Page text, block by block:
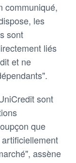
communiqué,
les
sont
liés
et ne
sont
que
assène